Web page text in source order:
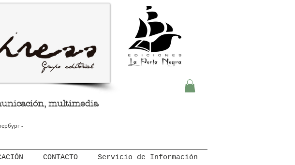
Press
multimedia
-
CONTACTO Servicio de Información